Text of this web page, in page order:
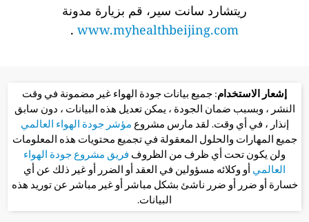
ريتشارد سانت سير، قم بزيارة مدونة
www.myhealthbeijing.com
.
إشعار الاستخدام: جميع بيانات جودة الهواء غير مضمونة في وقت
النشر ، وبسبب ضمان الجودة ، يمكن تعديل هذه البيانات ، دون سابق
إنذار ، في أي وقت. لقد مارس مشروع مؤشر جودة الهواء العالمي
جميع المهارات والحلول المعقولة في تجميع محتويات هذه المعلومات
ولن يكون تحت أي ظرف من الظروف فريق مشروع جودة الهواء
العالمي أو وكلائه مسؤولين في العقد أو الضرر أو غير ذلك عن أي
خسارة أو ضرر أو ضرر ناشئ بشكل مباشر أو غير مباشر عن توريد هذه
البيانات.